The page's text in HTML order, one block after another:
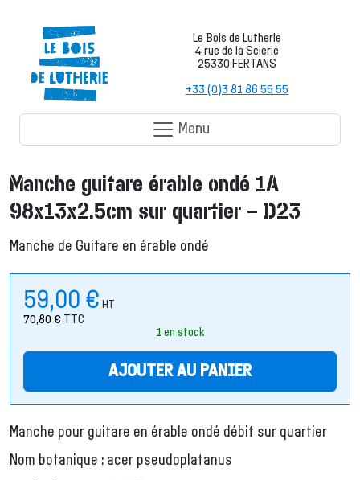
Le Bois de Lutherie
4 rue de la Scierie
25330 FERTANS
+33 (0)3 81 86 55 55
Menu
Manche guitare érable ondé 1A
98x13x2.5cm sur quartier – D23
Manche de Guitare en érable ondé
59,00 € HT
70,80 € TTC
1 en stock
AJOUTER AU PANIER
Manche pour guitare en érable ondé débit sur quartier
Nom botanique : acer pseudoplatanus